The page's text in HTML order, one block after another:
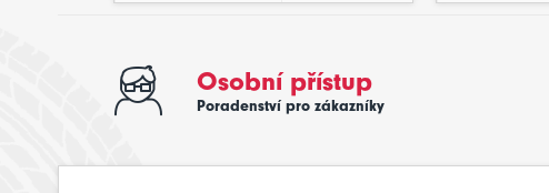
Osobní přístup
Poradenství pro zákazníky